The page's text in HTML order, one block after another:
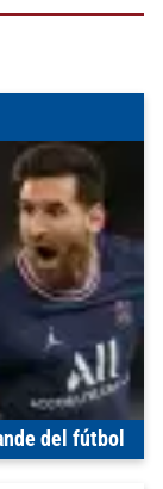
del fútbol